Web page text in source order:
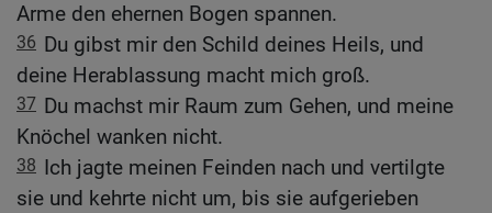
Arme den ehernen Bogen spannen.
36 Du gibst mir den Schild deines Heils, und
deine Herablassung macht mich groß.
37 Du machst mir Raum zum Gehen, und meine
Knöchel wanken nicht.
38 Ich jagte meinen Feinden nach und vertilgte
sie und kehrte nicht um, bis sie aufgerieben